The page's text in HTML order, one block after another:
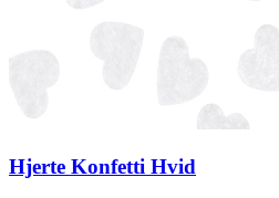
Hjerte Konfetti Hvid